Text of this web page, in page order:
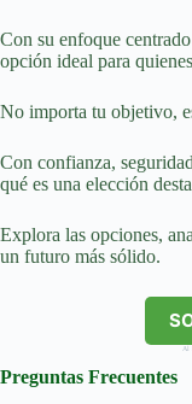
Con su enfoque
opción ideal para
No importa tu objetivo,
Con confianza,
qué es una elección
Explora las opciones,
un futuro más sólido.
Al
Preguntas Frecuentes